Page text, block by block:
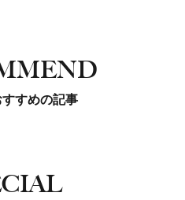
すめの記事